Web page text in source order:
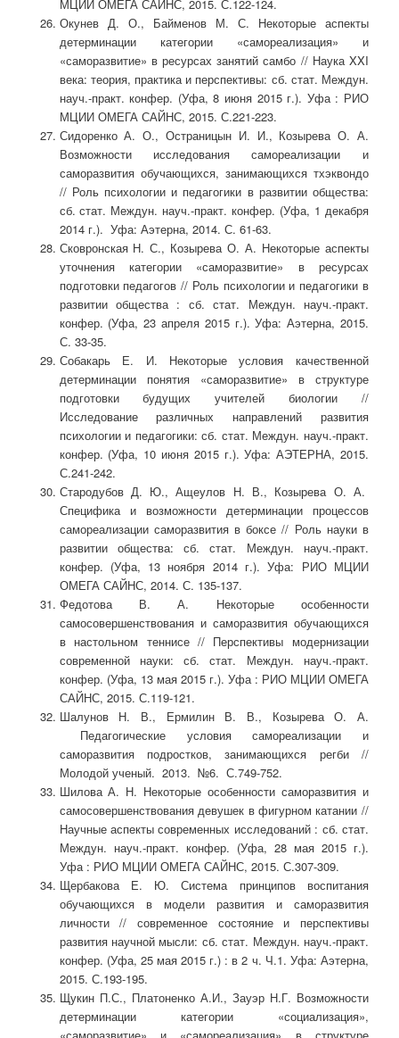
МЦИИ ОМЕГА САЙНС, 2015. С.122-124.
Окунев Д. О., Байменов М. С. Некоторые аспекты
детерминации категории «самореализация» и
«саморазвитие» в ресурсах занятий самбо // Наука XXI
века: теория, практика и перспективы: сб. стат. Междун.
науч.-практ. конфер. (Уфа, 8 июня 2015 г.). Уфа : РИО
МЦИИ ОМЕГА САЙНС, 2015. С.221-223.
Сидоренко А. О., Остраницын И. И., Козырева О. А.
Возможности исследования самореализации и
саморазвития обучающихся, занимающихся тхэквондо
// Роль психологии и педагогики в развитии общества:
сб. стат. Междун. науч.-практ. конфер. (Уфа, 1 декабря
2014 г.). Уфа: Аэтерна, 2014. С. 61-63.
Сковронская Н. С., Козырева О. А. Некоторые аспекты
уточнения категории «саморазвитие» в ресурсах
подготовки педагогов // Роль психологии и педагогики в
развитии общества : сб. стат. Междун. науч.-практ.
конфер. (Уфа, 23 апреля 2015 г.). Уфа: Аэтерна, 2015.
С. 33-35.
Собакарь Е. И. Некоторые условия качественной
детерминации понятия «саморазвитие» в структуре
подготовки будущих учителей биологии //
Исследование различных направлений развития
психологии и педагогики: сб. стат. Междун. науч.-практ.
конфер. (Уфа, 10 июня 2015 г.). Уфа: АЭТЕРНА, 2015.
С.241-242.
Стародубов Д. Ю., Ащеулов Н. В., Козырева О. А.
Специфика и возможности детерминации процессов
самореализации саморазвития в боксе // Роль науки в
развитии общества: сб. стат. Междун. науч.-практ.
конфер. (Уфа, 13 ноября 2014 г.). Уфа: РИО МЦИИ
ОМЕГА САЙНС, 2014. С. 135-137.
Федотова В. А. Некоторые особенности
самосовершенствования и саморазвития обучающихся
в настольном теннисе // Перспективы модернизации
современной науки: сб. стат. Междун. науч.-практ.
конфер. (Уфа, 13 мая 2015 г.). Уфа : РИО МЦИИ ОМЕГА
САЙНС, 2015. С.119-121.
Шалунов Н. В., Ермилин В. В., Козырева О. А.
Педагогические условия самореализации и
саморазвития подростков, занимающихся регби //
Молодой ученый. 2013. №6. С.749-752.
Шилова А. Н. Некоторые особенности саморазвития и
самосовершенствования девушек в фигурном катании //
Научные аспекты современных исследований : сб. стат.
Междун. науч.-практ. конфер. (Уфа, 28 мая 2015 г.).
Уфа : РИО МЦИИ ОМЕГА САЙНС, 2015. С.307-309.
Щербакова Е. Ю. Система принципов воспитания
обучающихся в модели развития и саморазвития
личности // современное состояние и перспективы
развития научной мысли: сб. стат. Междун. науч.-практ.
конфер. (Уфа, 25 мая 2015 г.) : в 2 ч. Ч.1. Уфа: Аэтерна,
2015. С.193-195.
Щукин П.С., Платоненко А.И., Зауэр Н.Г. Возможности
детерминации категории «социализация»,